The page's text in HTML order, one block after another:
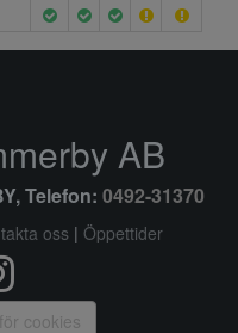
AB
Telefon: 0492-31370
oss | Öppettider
cookies